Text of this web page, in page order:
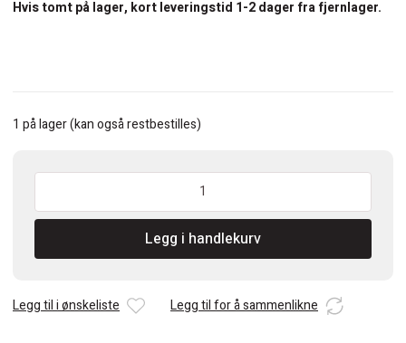
Hvis tomt på lager, kort leveringstid 1-2 dager fra fjernlager.
1 på lager (kan også restbestilles)
CMT
Fresestål(90°)
Legg i handlekurv
Legg til i ønskeliste Legg til for å sammenlikne